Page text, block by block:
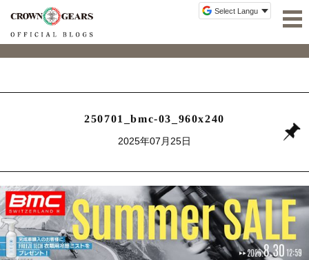
250701_bmc-03_960x240
2025年07月25日